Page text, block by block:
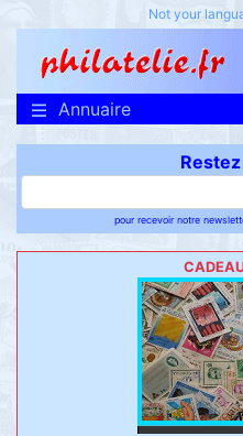
Not your
Annuaire
pour recevoir notre